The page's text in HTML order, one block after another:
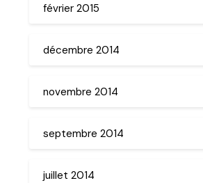
février 2015
décembre 2014
novembre 2014
septembre 2014
juillet 2014